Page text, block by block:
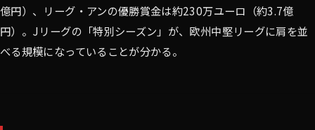
億円）、リーグ・アンの優勝賞金は約230万ユーロ（約3.7億
円）。Jリーグの「特別シーズン」が、欧州中堅リーグに肩を並
べる規模になっていることが分かる。